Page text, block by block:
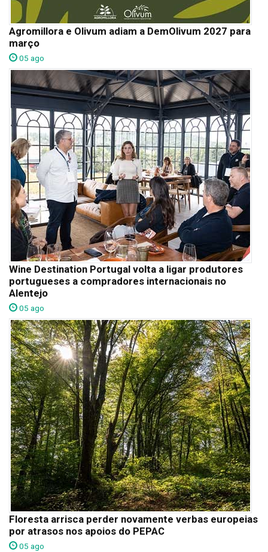
Agromillora e Olivum adiam a DemOlivum 2027 para
março
05 ago
Wine Destination Portugal volta a ligar produtores
portugueses a compradores internacionais no
Alentejo
05 ago
Floresta arrisca perder novamente verbas europeias
por atrasos nos apoios do PEPAC
05 ago